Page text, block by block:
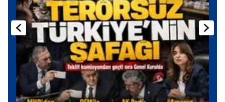
kılınması ve kişiselleştirilmesi ve sizlere yönelik
reklam/pazarlama faaliyetlerinin yapılması, amaçlarıyla
sınırlı olarak açık rızanız dahilinde kullanılacaktır.
Çerezlere ilişkin tercihlerinizi aşağıda yer alan panel
vasıtasıyla belirleyebilirsiniz. Çerezlere ilişkin detaylı bilgi
için Ayarlar butonuna tıklayabilir,Çerez Bilgilendirme
Metnimiziziyaret edebilirsiniz.